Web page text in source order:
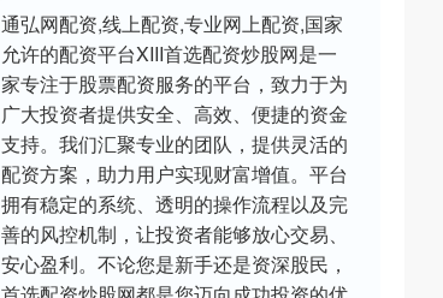
通弘网配资,线上配资,专业网上配资,国家
允许的配资平台XIII‌首选配资炒股网是一
家专注于股票配资服务的平台，致力于为
广大投资者提供安全、高效、便捷的资金
支持。我们汇聚专业的团队，提供灵活的
配资方案，助力用户实现财富增值。平台
拥有稳定的系统、透明的操作流程以及完
善的风控机制，让投资者能够放心交易、
安心盈利。不论您是新手还是资深股民，